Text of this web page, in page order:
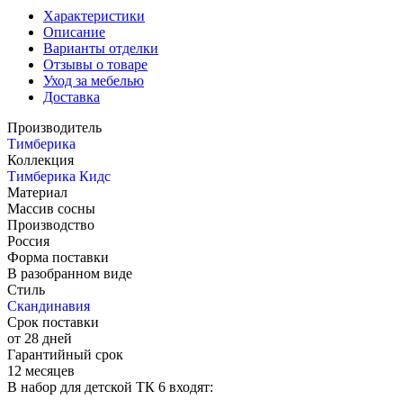
Характеристики
Описание
Варианты отделки
Отзывы о товаре
Уход за мебелью
Доставка
Производитель
Тимберика
Коллекция
Тимберика Кидс
Материал
Массив сосны
Производство
Россия
Форма поставки
В разобранном виде
Стиль
Скандинавия
Срок поставки
от 28 дней
Гарантийный срок
12 месяцев
В набор для детской ТК 6 входят: